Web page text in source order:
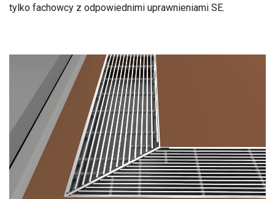
tylko fachowcy z odpowiednimi uprawnieniami SE.